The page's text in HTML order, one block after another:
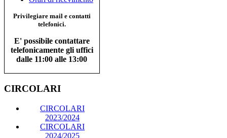
Privilegiare mail e contatti
telefonici.
E' possibile contattare
telefonicamente gli uffici
dalle 11:00 alle 13:00
CIRCOLARI
CIRCOLARI
2023/2024
CIRCOLARI
2024/2025